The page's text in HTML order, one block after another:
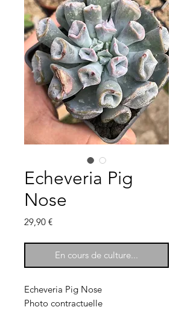
Echeveria Pig
Nose
29,90 €Prix
En cours de culture...
Echeveria Pig Nose
Photo contractuelle